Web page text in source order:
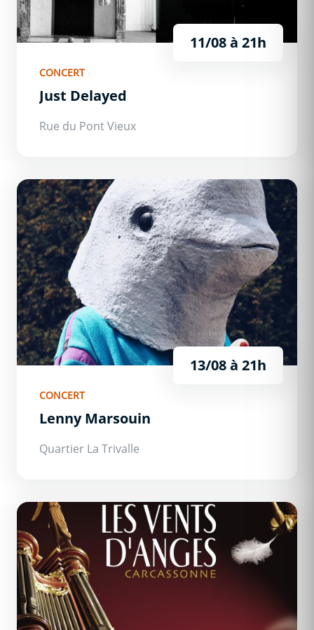
11/08à 21h
CONCERT
Just Delayed
Rue du Pont Vieux
Lenny Marsouin
13/08à 21h
CONCERT
Lenny Marsouin
Quartier La Trivalle
Les Vents d&#039;Anges